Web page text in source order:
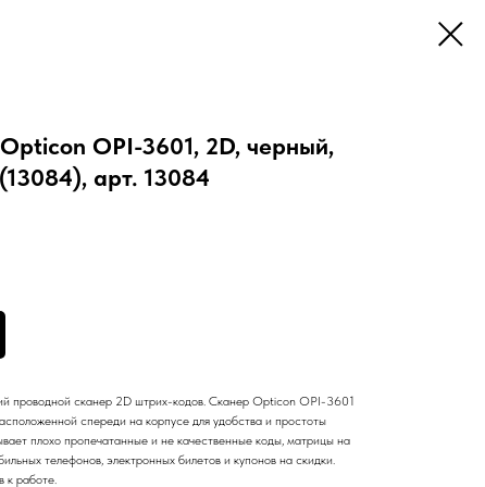
OPI-3601, 2D, черный,
арт. 13084
проводной сканер 2D штрих-кодов. Сканер Opticon OPI-3601
спереди на корпусе для удобства и простоты
плохо пропечатанные и не качественные коды, матрицы на
телефонов, электронных билетов и купонов на скидки.
к работе.